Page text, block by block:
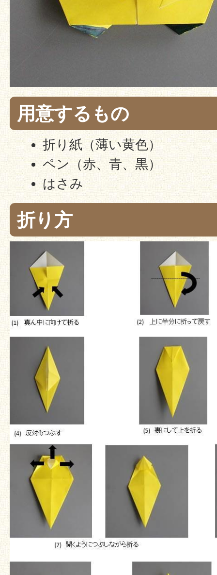
用意するもの
折り紙（薄い黄色）
ペン（赤、青、黒）
はさみ
折り方